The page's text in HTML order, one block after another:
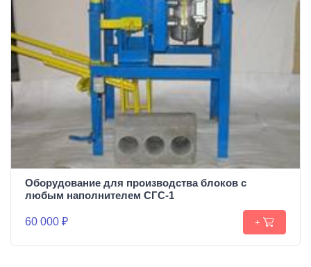
Оборудование для производства блоков c
любым наполнителем СГС-1
60 000 ₽ +